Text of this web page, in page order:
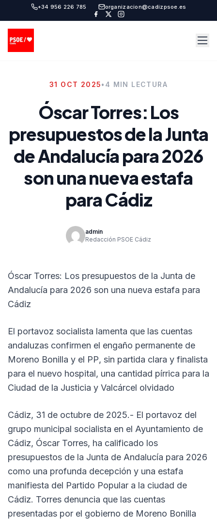
+34 956 226 785 organizacion@cadizpsoe.es
31 OCT 2025• 4 MIN LECTURA
Óscar Torres: Los
presupuestos de la Junta
de Andalucía para 2026
son una nueva estafa
para Cádiz
admin
Redacción PSOE Cádiz
Óscar Torres: Los presupuestos de la Junta de
Andalucía para 2026 son una nueva estafa para
Cádiz
El portavoz socialista lamenta que las cuentas
andaluzas confirmen el engaño permanente de
Moreno Bonilla y el PP, sin partida clara y finalista
para el nuevo hospital, una cantidad pírrica para la
Ciudad de la Justicia y Valcárcel olvidado
Cádiz, 31 de octubre de 2025.- El portavoz del
grupo municipal socialista en el Ayuntamiento de
Cádiz, Óscar Torres, ha calificado los
presupuestos de la Junta de Andalucía para 2026
como una profunda decepción y una estafa
manifiesta del Partido Popular a la ciudad de
Cádiz. Torres denuncia que las cuentas
presentadas por el gobierno de Moreno Bonilla